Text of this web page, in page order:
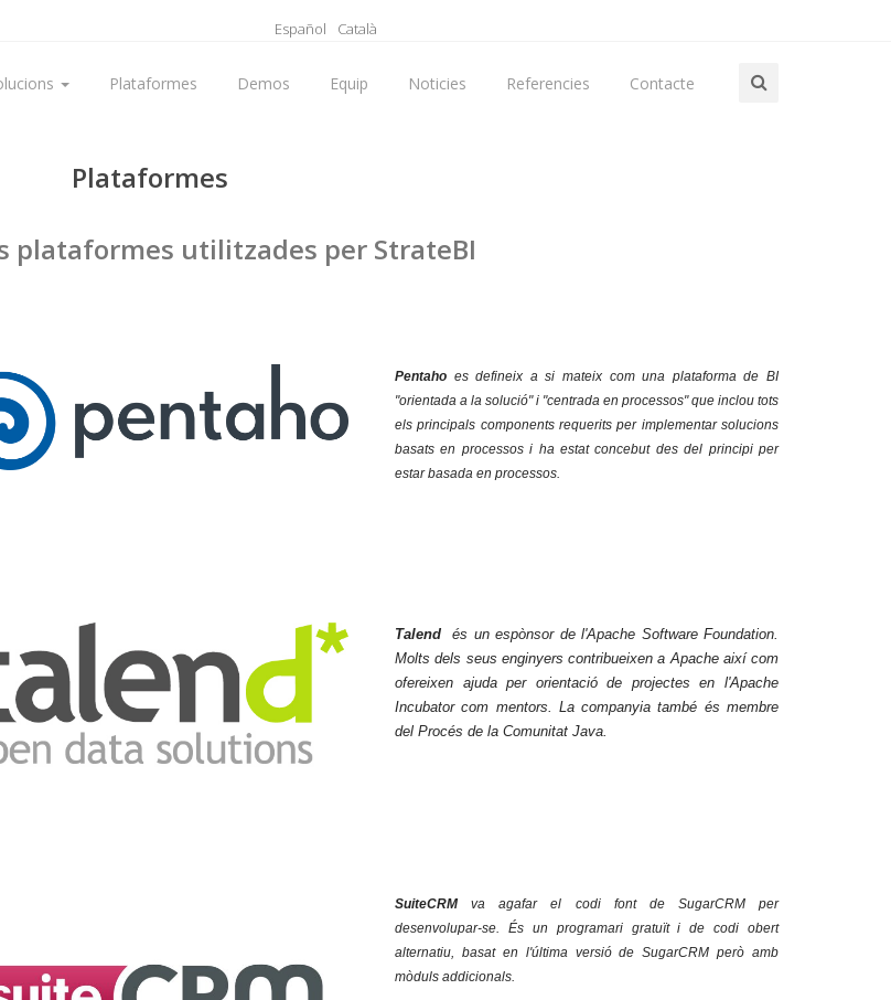
Español Català
Plataformes Demos Equip Noticies Referencies Contacte
Plataformes
plataformes utilitzades per StrateBI
Pentaho es defineix a si mateix com una plataforma de BI
"orientada a la solució" i "centrada en processos" que inclou tots
els principals components requerits per implementar solucions
basats en processos i ha estat concebut des del principi per
estar basada en processos.
Talend
és un espònsor de l'Apache Software Foundation.
Molts dels seus enginyers contribueixen a Apache així com
ofereixen ajuda per orientació de projectes en l'Apache
Incubator com mentors. La companyia també és membre
del Procés de la Comunitat Java.
SuiteCRMva agafar el codi font de SugarCRM per
desenvolupar-se. És un programari gratuït i de codi obert
alternatiu, basat en l'última versió de SugarCRM però amb
mòduls addicionals.